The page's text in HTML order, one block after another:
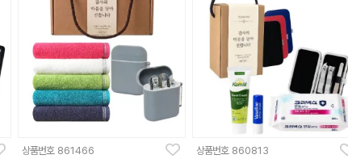
상품번호 861466 상품번호 860813